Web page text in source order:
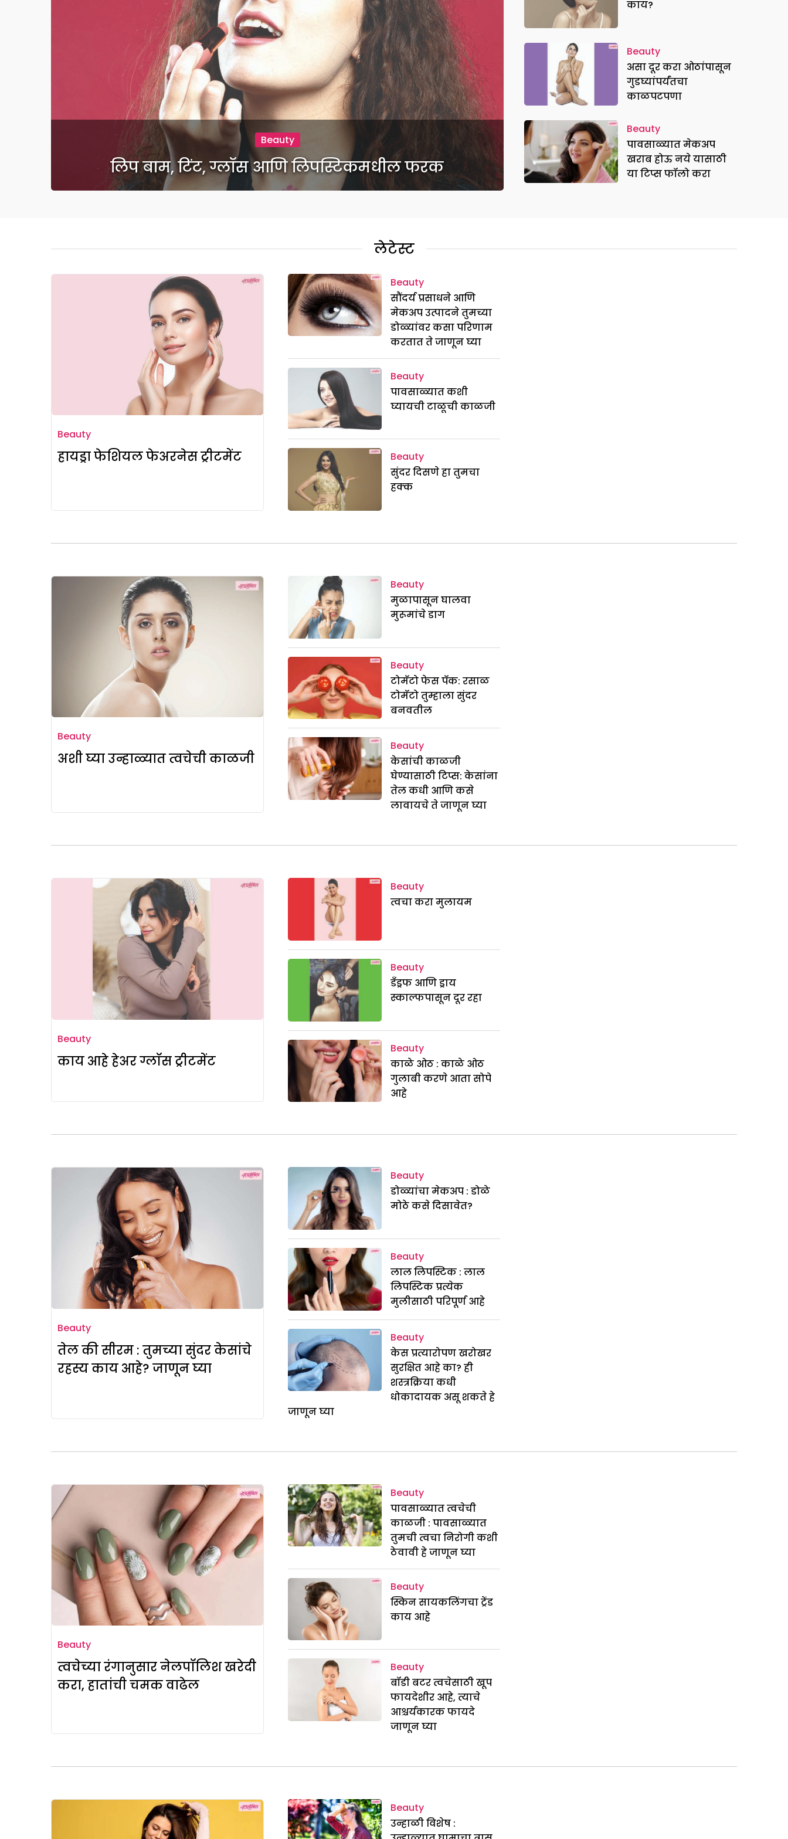
Beauty
लिप बाम, टिंट, ग्लॉस आणि लिपस्टिकमधील फरक
काय?
Beauty
असा दूर करा ओठांपासून
गुडघ्यांपर्यंतचा
काळपटपणा
Beauty
पावसाळ्यात मेकअप
खराब होऊ नये यासाठी
या टिप्स फॉलो करा
लेटेस्ट
Beauty
हायड्रा फेशियल फेअरनेस ट्रीटमेंट
Beauty
सौंदर्य प्रसाधने आणि
मेकअप उत्पादने तुमच्या
डोळ्यांवर कसा परिणाम
करतात ते जाणून घ्या
Beauty
पावसाळ्यात कशी
घ्यायची टाळूची काळजी
Beauty
सुंदर दिसणे हा तुमचा
हक्क
Beauty
अशी घ्या उन्हाळ्यात त्वचेची काळजी
Beauty
मुळापासून घालवा
मुरूमांचे डाग
Beauty
टोमॅटो फेस पॅक: रसाळ
टोमॅटो तुम्हाला सुंदर
बनवतील
Beauty
केसांची काळजी
घेण्यासाठी टिप्स: केसांना
तेल कधी आणि कसे
लावायचे ते जाणून घ्या
Beauty
काय आहे हेअर ग्लॉस ट्रीटमेंट
Beauty
त्वचा करा मुलायम
Beauty
डँड्रफ आणि ड्राय
स्काल्फपासून दूर रहा
Beauty
काळे ओठ : काळे ओठ
गुलाबी करणे आता सोपे
आहे
Beauty
तेल की सीरम : तुमच्या सुंदर केसांचे
रहस्य काय आहे? जाणून घ्या
Beauty
डोळ्यांचा मेकअप : डोळे
मोठे कसे दिसावेत?
Beauty
लाल लिपस्टिक : लाल
लिपस्टिक प्रत्येक
मुलीसाठी परिपूर्ण आहे
Beauty
केस प्रत्यारोपण खरोखर
सुरक्षित आहे का? ही
शस्त्रक्रिया कधी
धोकादायक असू शकते हे
जाणून घ्या
Beauty
त्वचेच्या रंगानुसार नेलपॉलिश खरेदी
करा, हातांची चमक वाढेल
Beauty
पावसाळ्यात त्वचेची
काळजी : पावसाळ्यात
तुमची त्वचा निरोगी कशी
ठेवावी हे जाणून घ्या
Beauty
स्किन सायकलिंगचा ट्रेंड
काय आहे
Beauty
बॉडी बटर त्वचेसाठी खूप
फायदेशीर आहे, त्याचे
आश्चर्यकारक फायदे
जाणून घ्या
Beauty
उन्हाळी विशेष :